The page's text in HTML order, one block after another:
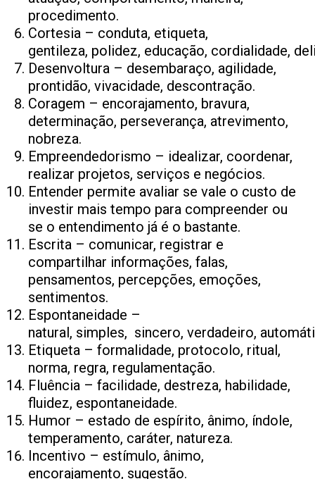
procedimento.
Cortesia – conduta, etiqueta,
gentileza, polidez, educação, cordialidade,
Desenvoltura – desembaraço, agilidade,
prontidão, vivacidade, descontração.
Coragem – encorajamento, bravura,
determinação, perseverança, atrevimento,
nobreza.
Empreendedorismo – idealizar, coordenar,
realizar projetos, serviços e negócios.
Entender permite avaliar se vale o custo de
investir mais tempo para compreender ou
se o entendimento já é o bastante.
Escrita – comunicar, registrar e
compartilhar informações, falas,
pensamentos, percepções, emoções,
sentimentos.
Espontaneidade –
natural, simples, sincero, verdadeiro,
Etiqueta – formalidade, protocolo, ritual,
norma, regra, regulamentação.
Fluência – facilidade, destreza, habilidade,
fluidez, espontaneidade.
Humor – estado de espírito, ânimo, índole,
temperamento, caráter, natureza.
Incentivo – estímulo, ânimo,
encorajamento, sugestão.